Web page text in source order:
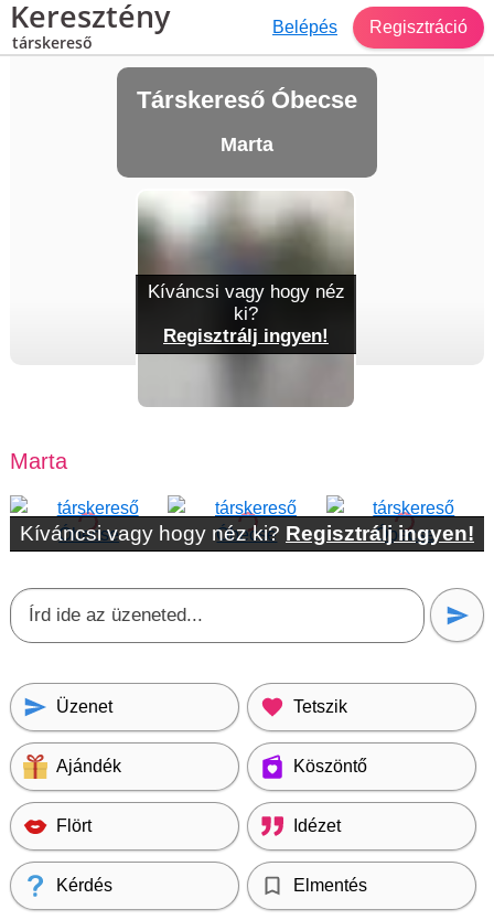
Keresztény
társkereső
Belépés Regisztráció
Társkereső Óbecse
Marta
Marta
Kíváncsi vagy hogy néz ki? Regisztrálj ingyen!
Üzenet Tetszik
Ajándék Köszöntő
Flört Idézet
Kérdés Elmentés
Kíváncsi vagy hogy néz
ki?
Regisztrálj ingyen!